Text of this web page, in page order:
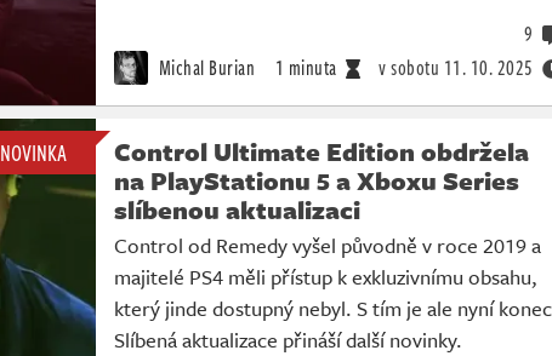
Michal Burian 1 minuta v sobotu 11. 10. 2025
9
NOVINKA
Control Ultimate Edition obdržela
na PlayStationu 5 a Xboxu Series
slíbenou aktualizaci
Control od Remedy vyšel původně v roce 2019 a
majitelé PS4 měli přístup k exkluzivnímu obsahu,
který jinde dostupný nebyl. S tím je ale nyní
Slíbená aktualizace přináší další novinky.